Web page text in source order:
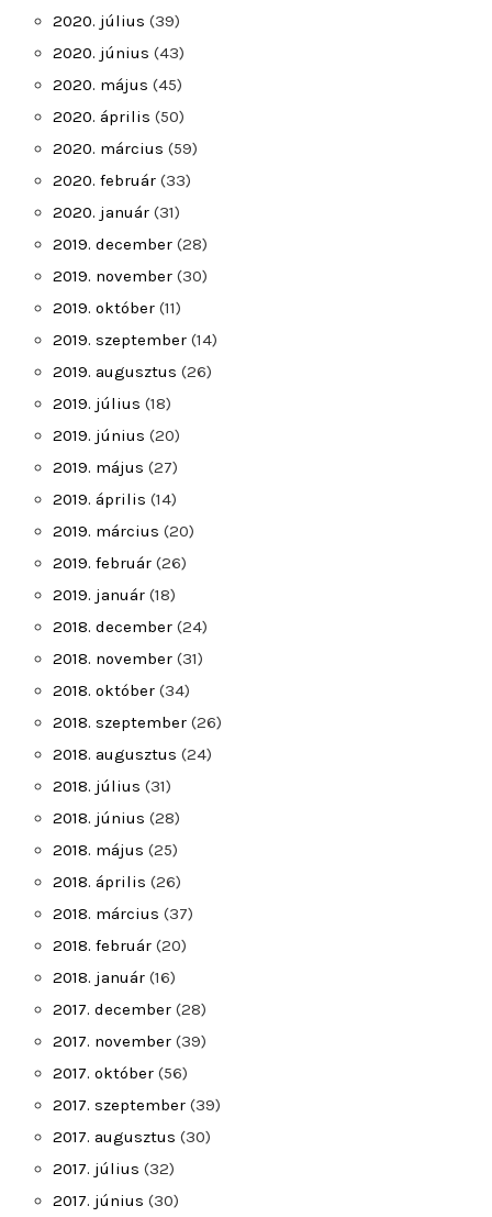
2020. július (39)
2020. június (43)
2020. május (45)
2020. április (50)
2020. március (59)
2020. február (33)
2020. január (31)
2019. december (28)
2019. november (30)
2019. október (11)
2019. szeptember (14)
2019. augusztus (26)
2019. július (18)
2019. június (20)
2019. május (27)
2019. április (14)
2019. március (20)
2019. február (26)
2019. január (18)
2018. december (24)
2018. november (31)
2018. október (34)
2018. szeptember (26)
2018. augusztus (24)
2018. július (31)
2018. június (28)
2018. május (25)
2018. április (26)
2018. március (37)
2018. február (20)
2018. január (16)
2017. december (28)
2017. november (39)
2017. október (56)
2017. szeptember (39)
2017. augusztus (30)
2017. július (32)
2017. június (30)